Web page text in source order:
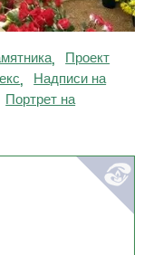
,
Проект
,
Надписи на
Портрет на